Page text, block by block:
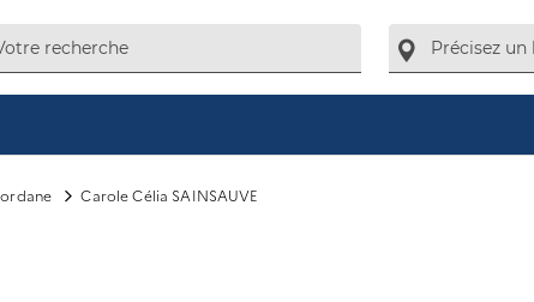
Carole Célia SAINSAUVE